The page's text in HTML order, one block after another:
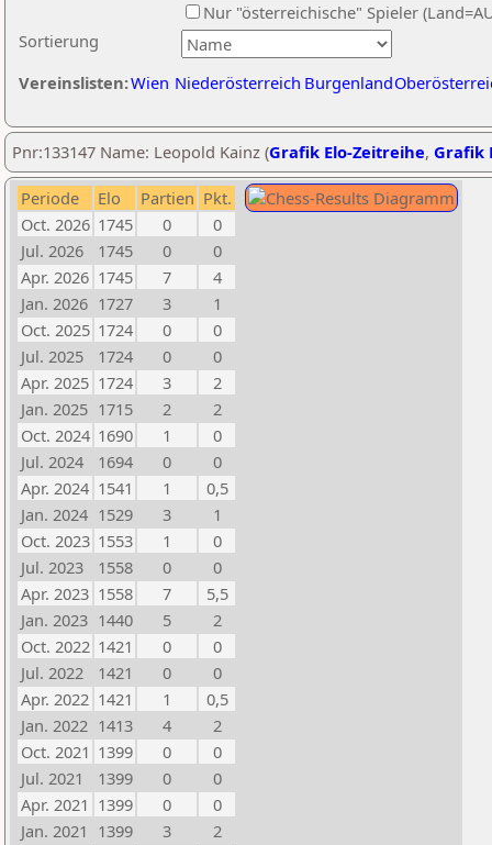
Sortierung
Nur "österreichische" Spieler
Vereinslisten:Wien Niederösterreich Burgenland
Pnr:133147 Name: Leopold Kainz (Grafik Elo-Zeitreihe, Grafik
Periode Elo Partien Pkt.
Oct. 2026 1745 0
0
Jul. 2026
1745 0
0
Apr. 2026 1745 7
4
Jan. 2026 1727 3
1
Oct. 2025 1724 0
0
Jul. 2025
1724 0
0
Apr. 2025 1724 3
2
Jan. 2025 1715 2
2
Oct. 2024 1690 1
0
Jul. 2024
1694 0
0
Apr. 2024 1541 1
0,5
Jan. 2024 1529 3
1
Oct. 2023 1553 1
0
Jul. 2023
1558 0
0
Apr. 2023 1558 7
5,5
Jan. 2023 1440 5
2
Oct. 2022 1421 0
0
Jul. 2022
1421 0
0
Apr. 2022 1421 1
0,5
Jan. 2022 1413 4
2
Oct. 2021 1399 0
0
Jul. 2021
1399 0
0
Apr. 2021 1399 0
0
Jan. 2021 1399 3
2